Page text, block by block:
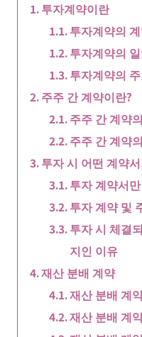
투자계약이란
투자계약의
투자계약의
투자계약의
주주 간 계약이란?
주주 간 계약
주주 간 계약
투자 시 어떤 계약
투자 계약서
투자 계약 및
투자 시 체결
지인 이유
재산 분배 계약
재산 분배 계
재산 분배 계